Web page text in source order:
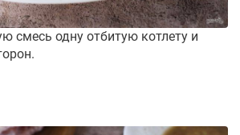
смесь одну отбитую котлету и